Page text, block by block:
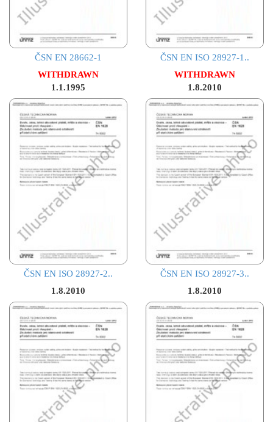
ČSN EN 28662-1
WITHDRAWN
1.1.1995
ČSN EN ISO 28927-1..
WITHDRAWN
1.8.2010
ČSN EN ISO 28927-2..
1.8.2010
ČSN EN ISO 28927-3..
1.8.2010